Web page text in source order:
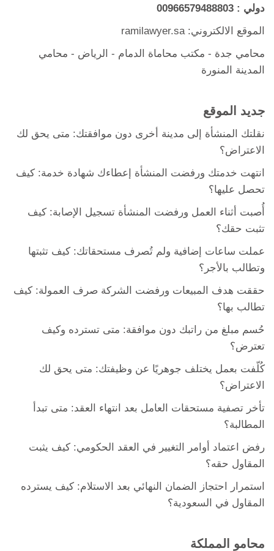
دولي : 00966579488803
الموقع الالكتروني: ramilawyer.sa
محامي جدة - مكتب محاماة الدمام - الرياض - محامي
المدينة المنورة
جديد الموقع
نقلتك المنشأة إلى مدينة أخرى دون موافقتك: متى يحق لك
الاعتراض؟
انتهت خدمتك ورفضت المنشأة إعطاءك شهادة خدمة: كيف
تحصل عليها؟
أُصبت أثناء العمل ورفضت المنشأة تسجيل الإصابة: كيف
تثبت حقك؟
عملت ساعات إضافية ولم تُصرف مستحقاتك: كيف تثبتها
وتطالب بالأجر؟
حققت هدف المبيعات ورفضت الشركة صرف العمولة: كيف
تطالب بها؟
حُسم مبلغ من راتبك دون موافقة: متى تسترده وكيف
تعترض؟
كُلّفت بعمل يختلف جوهريًا عن وظيفتك: متى يحق لك
الاعتراض؟
تأخر تصفية مستحقات العامل بعد انتهاء العقد: متى تبدأ
المطالبة؟
رفض اعتماد أوامر التغيير في العقد الحكومي: كيف يثبت
المقاول حقه؟
استمرار احتجاز الضمان النهائي بعد الاستلام: كيف يسترده
المقاول في السعودية؟
محامو المملكة